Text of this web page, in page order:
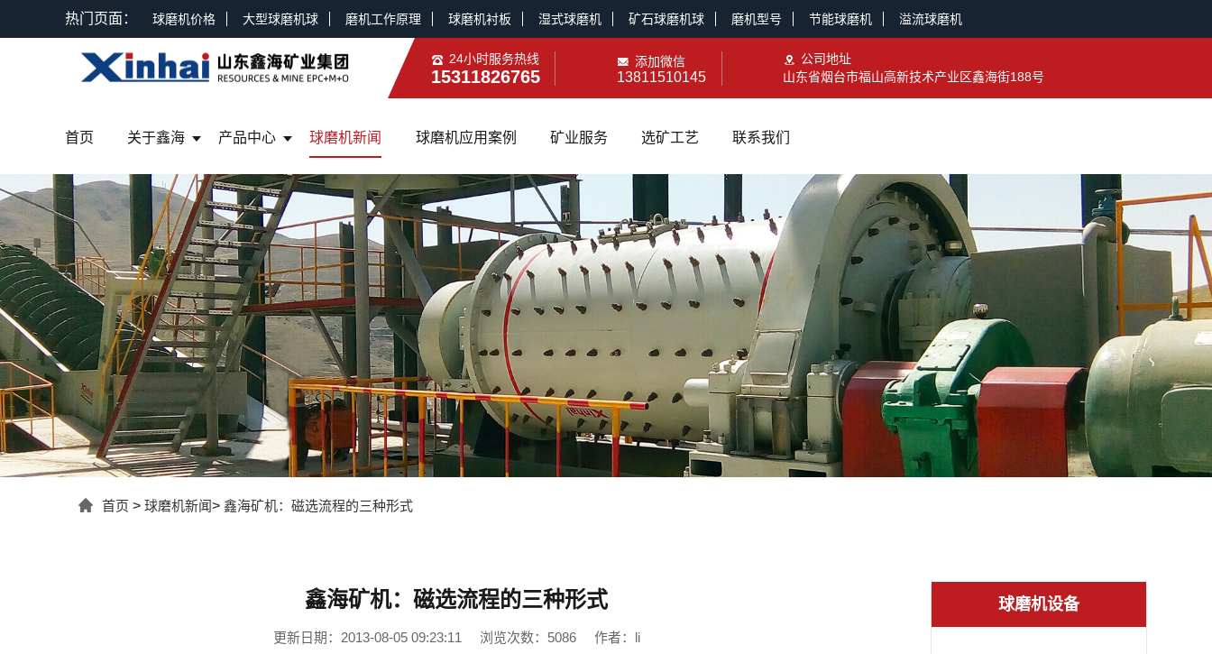
热门页面： 球磨机价格 大型球磨机球 磨机工作原理 球磨机衬板 湿式球磨机 矿石球磨机球 磨机型号 节能球磨机 溢流球磨机
24小时服务热线
15311826765
添加微信
13811510145
公司地址
山东省烟台市福山高新技术产业区鑫海街188号
首页 关于鑫海 产品中心 球磨机新闻 球磨机应用案例 矿业服务 选矿工艺 联系我们
首页 > 球磨机新闻> 鑫海矿机：磁选流程的三种形式
鑫海矿机：磁选流程的三种形式
更新日期：2013-08-05 09:23:11 浏览次数：5086 作者：li
球磨机设备